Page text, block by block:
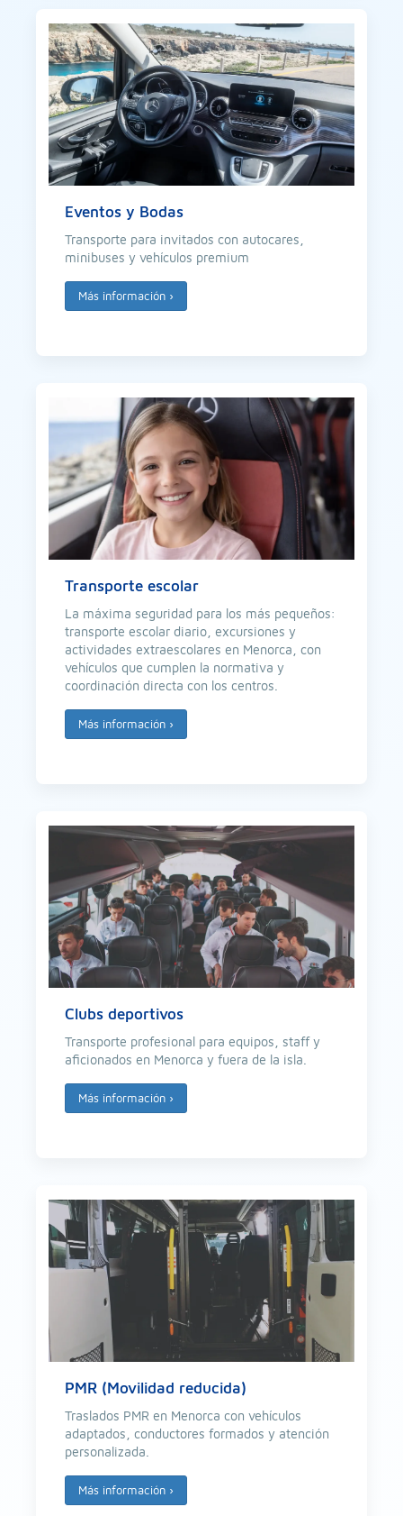
Eventos y Bodas
Transporte para invitados con autocares,
minibuses y vehículos premium
Más información ›
Transporte escolar
La máxima seguridad para los más pequeños:
transporte escolar diario, excursiones y
actividades extraescolares en Menorca, con
vehículos que cumplen la normativa y
coordinación directa con los centros.
Más información ›
Clubs deportivos
Transporte profesional para equipos, staff y
aficionados en Menorca y fuera de la isla.
Más información ›
PMR (Movilidad reducida)
Traslados PMR en Menorca con vehículos
adaptados, conductores formados y atención
personalizada.
Más información ›